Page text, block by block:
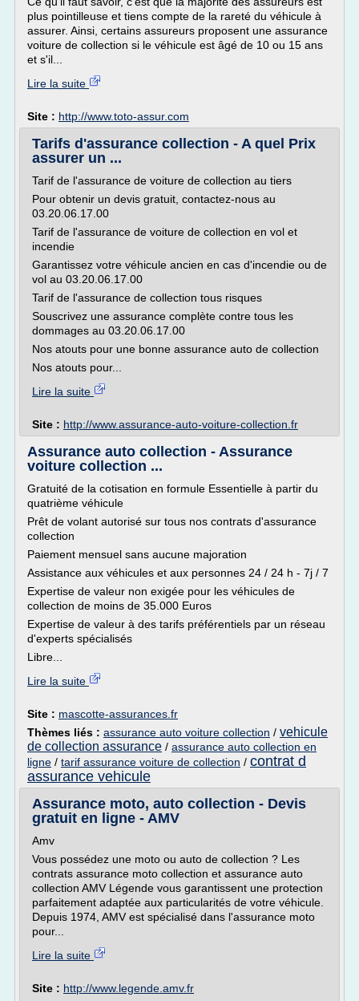
plus pointilleuse et tiens compte de la rareté du véhicule à
assurer. Ainsi, certains assureurs proposent une assurance
voiture de collection si le véhicule est âgé de 10 ou 15 ans
et s'il...
Lire la suite
Site : http://www.toto-assur.com
Tarifs d'assurance collection - A quel Prix
assurer un ...
Tarif de l'assurance de voiture de collection au tiers
Pour obtenir un devis gratuit, contactez-nous au
03.20.06.17.00
Tarif de l'assurance de voiture de collection en vol et
incendie
Garantissez votre véhicule ancien en cas d'incendie ou de
vol au 03.20.06.17.00
Tarif de l'assurance de collection tous risques
Souscrivez une assurance complète contre tous les
dommages au 03.20.06.17.00
Nos atouts pour une bonne assurance auto de collection
Nos atouts pour...
Lire la suite
Site : http://www.assurance-auto-voiture-collection.fr
Assurance auto collection - Assurance
voiture collection ...
Gratuité de la cotisation en formule Essentielle à partir du
quatrième véhicule
Prêt de volant autorisé sur tous nos contrats d'assurance
collection
Paiement mensuel sans aucune majoration
Assistance aux véhicules et aux personnes 24 / 24 h - 7j / 7
Expertise de valeur non exigée pour les véhicules de
collection de moins de 35.000 Euros
Expertise de valeur à des tarifs préférentiels par un réseau
d'experts spécialisés
Libre...
Lire la suite
Site : mascotte-assurances.fr
Thèmes liés : assurance auto voiture collection / vehicule
de collection assurance / assurance auto collection en
ligne / tarif assurance voiture de collection / contrat d
assurance vehicule
Assurance moto, auto collection - Devis
gratuit en ligne - AMV
Amv
Vous possédez une moto ou auto de collection ? Les
contrats assurance moto collection et assurance auto
collection AMV Légende vous garantissent une protection
parfaitement adaptée aux particularités de votre véhicule.
Depuis 1974, AMV est spécialisé dans l'assurance moto
pour...
Lire la suite
Site : http://www.legende.amv.fr